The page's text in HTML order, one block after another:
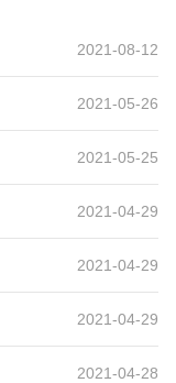
石料生产线
2021-08-12
2021-05-26
2021-05-25
2021-04-29
2021-04-29
2021-04-29
2021-04-28